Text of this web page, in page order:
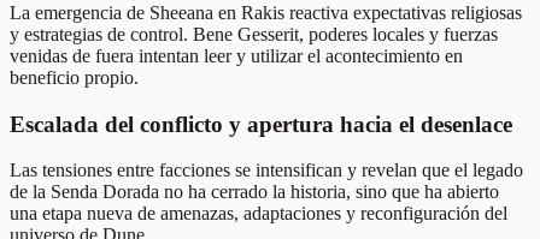
La emergencia de Sheeana en Rakis reactiva expectativas religiosas
y estrategias de control. Bene Gesserit, poderes locales y fuerzas
venidas de fuera intentan leer y utilizar el acontecimiento en
beneficio propio.
Escalada del conflicto y apertura hacia el desenlace
Las tensiones entre facciones se intensifican y revelan que el legado
de la Senda Dorada no ha cerrado la historia, sino que ha abierto
una etapa nueva de amenazas, adaptaciones y reconfiguración del